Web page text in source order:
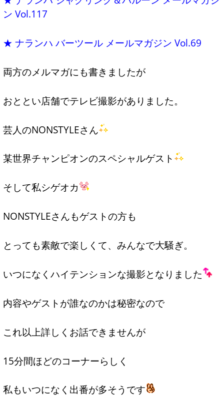
ン Vol.117
★ ナランハ バーツール メールマガジン Vol.69
両方のメルマガにも書きましたが
おととい店舗でテレビ撮影がありました。
芸人のNONSTYLEさん
某世界チャンピオンのスペシャルゲスト
そして私シゲオカ
NONSTYLEさんもゲストの方も
とっても素敵で楽しくて、みんなで大騒ぎ。
いつになくハイテンションな撮影となりました
内容やゲストが誰なのかは秘密なので
これ以上詳しくお話できませんが
15分間ほどのコーナーらしく
私もいつになく出番が多そうです